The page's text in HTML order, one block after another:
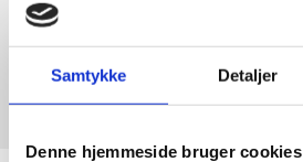
Samtykke Detaljer
Denne hjemmeside bruger cookies
2.7:
Pro
Life
internationalt
Støt Retten til Liv